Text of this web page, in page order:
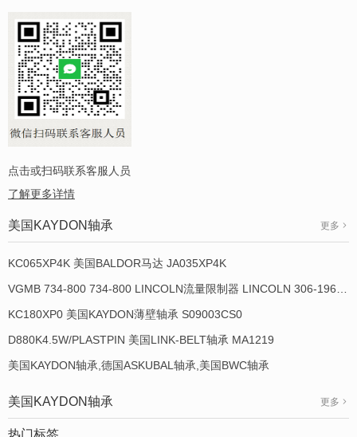
点击或扫码联系客服人员
了解更多详情
美国KAYDON轴承 更多
KC065XP4K 美国BALDOR马达 JA035XP4K
KC180XP0 美国KAYDON薄壁轴承 S09003CS0
D880K4.5W/PLASTPIN 美国LINK-BELT轴承 MA1219
美国KAYDON轴承,德国ASKUBAL轴承,美国BWC轴承
美国KAYDON轴承 更多
热门标签